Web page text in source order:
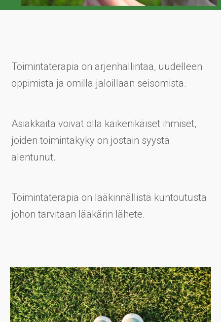
Toimintaterapia on arjenhallintaa, uudelleen
oppimista ja omilla jaloillaan seisomista.
Asiakkaita voivat olla kaikenikäiset ihmiset,
joiden toimintakyky on jostain syystä
alentunut.
Toimintaterapia on lääkinnällistä kuntoutusta
johon tarvitaan lääkärin lähete.